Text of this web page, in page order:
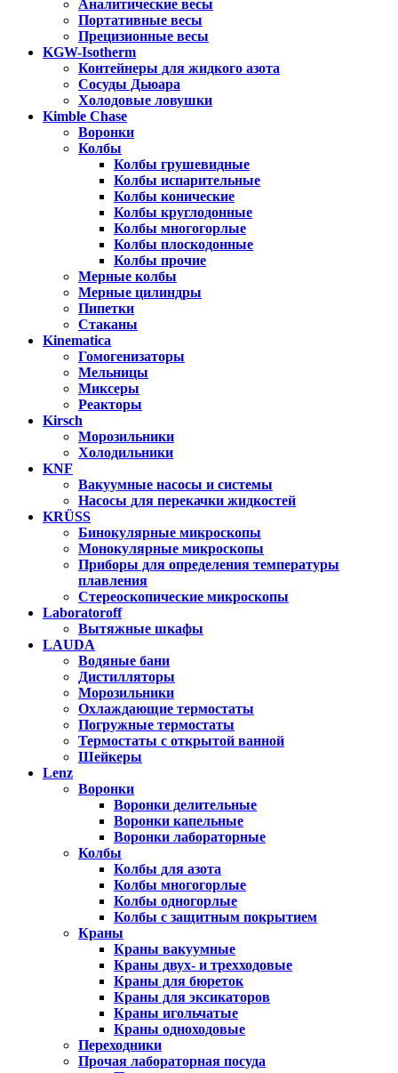
Аналитические весы
Портативные весы
Прецизионные весы
KGW-Isotherm
Контейнеры для жидкого азота
Сосуды Дьюара
Холодовые ловушки
Kimble Chase
Воронки
Колбы
Колбы грушевидные
Колбы испарительные
Колбы конические
Колбы круглодонные
Колбы многогорлые
Колбы плоскодонные
Колбы прочие
Мерные колбы
Мерные цилиндры
Пипетки
Стаканы
Kinematica
Гомогенизаторы
Мельницы
Миксеры
Реакторы
Kirsch
Морозильники
Холодильники
KNF
Вакуумные насосы и системы
Насосы для перекачки жидкостей
KRÜSS
Бинокулярные микроскопы
Монокулярные микроскопы
Приборы для определения температуры
плавления
Стереоскопические микроскопы
Laboratoroff
Вытяжные шкафы
LAUDA
Водяные бани
Дистилляторы
Морозильники
Охлаждающие термостаты
Погружные термостаты
Термостаты с открытой ванной
Шейкеры
Lenz
Воронки
Воронки делительные
Воронки капельные
Воронки лабораторные
Колбы
Колбы для азота
Колбы многогорлые
Колбы одногорлые
Колбы с защитным покрытием
Краны
Краны вакуумные
Краны двух- и трехходовые
Краны для бюреток
Краны для эксикаторов
Краны игольчатые
Краны одноходовые
Переходники
Прочая лабораторная посуда